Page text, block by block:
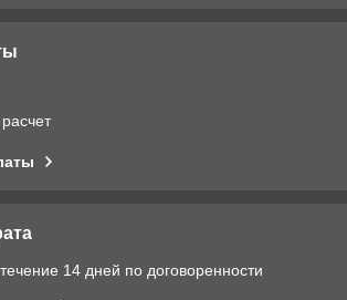
14 дней по договоренности